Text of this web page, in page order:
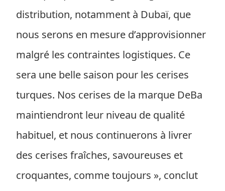
distribution, notamment à Dubaï, que
nous serons en mesure d’approvisionner
malgré les contraintes logistiques. Ce
sera une belle saison pour les cerises
turques. Nos cerises de la marque DeBa
maintiendront leur niveau de qualité
habituel, et nous continuerons à livrer
des cerises fraîches, savoureuses et
croquantes, comme toujours », conclut